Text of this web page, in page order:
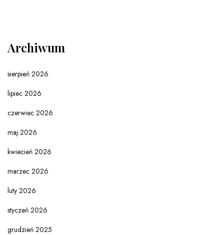
Archiwum
sierpień 2026
lipiec 2026
czerwiec 2026
maj 2026
kwiecień 2026
marzec 2026
luty 2026
styczeń 2026
grudzień 2025